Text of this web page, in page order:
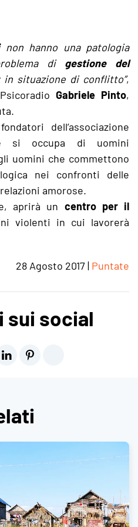
non hanno una patologia
di gestione del
in situazione di conflitto”,
Gabriele Pinto,
dell’associazione
si occupa di uomini
uomini che commettono
nei confronti delle
amorose.
aprirà un centro per il
violenti in cui lavorerà
28 Agosto 2017| Puntate
sui social